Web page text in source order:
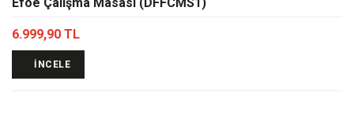
6.999,90 TL
İNCELE